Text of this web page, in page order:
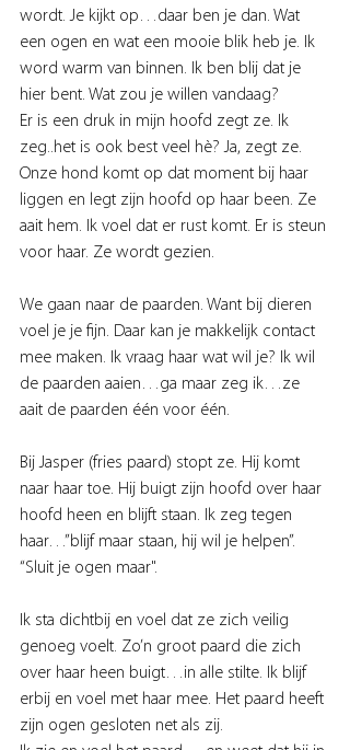
wordt. Je kijkt op…daar ben je dan. Wat
een ogen en wat een mooie blik heb je. Ik
word warm van binnen. Ik ben blij dat je
hier bent. Wat zou je willen vandaag?
Er is een druk in mijn hoofd zegt ze. Ik
zeg..het is ook best veel hè? Ja, zegt ze.
Onze hond komt op dat moment bij haar
liggen en legt zijn hoofd op haar been. Ze
aait hem. Ik voel dat er rust komt. Er is steun
voor haar. Ze wordt gezien.
We gaan naar de paarden. Want bij dieren
voel je je fijn. Daar kan je makkelijk contact
mee maken. Ik vraag haar wat wil je? Ik wil
de paarden aaien…ga maar zeg ik…ze
aait de paarden één voor één.
Bij Jasper (fries paard) stopt ze. Hij komt
naar haar toe. Hij buigt zijn hoofd over haar
hoofd heen en blijft staan. Ik zeg tegen
haar…”blijf maar staan, hij wil je helpen”.
“Sluit je ogen maar".
Ik sta dichtbij en voel dat ze zich veilig
genoeg voelt. Zo’n groot paard die zich
over haar heen buigt…in alle stilte. Ik blijf
erbij en voel met haar mee. Het paard heeft
zijn ogen gesloten net als zij.